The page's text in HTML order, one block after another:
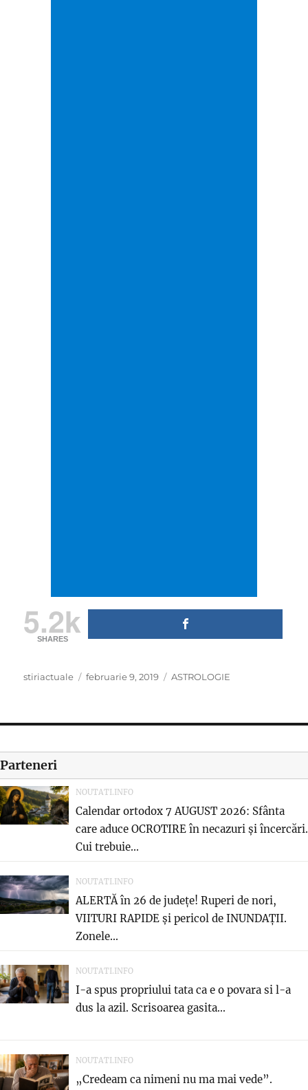
5.2k
SHARES
Author
stiriactuale
Posted
februarie 9, 2019 Categories
ASTROLOGIE
Parteneri
NOUTATI.INFO
Calendar ortodox 7 AUGUST 2026: Sfânta
care aduce OCROTIRE în necazuri și încercări.
Cui trebuie...
NOUTATI.INFO
ALERTĂ în 26 de județe! Ruperi de nori,
VIITURI RAPIDE și pericol de INUNDAȚII.
Zonele...
NOUTATI.INFO
I-a spus propriului tata ca e o povara si l-a
dus la azil. Scrisoarea gasita...
NOUTATI.INFO
„Credeam ca nimeni nu ma mai vede”.